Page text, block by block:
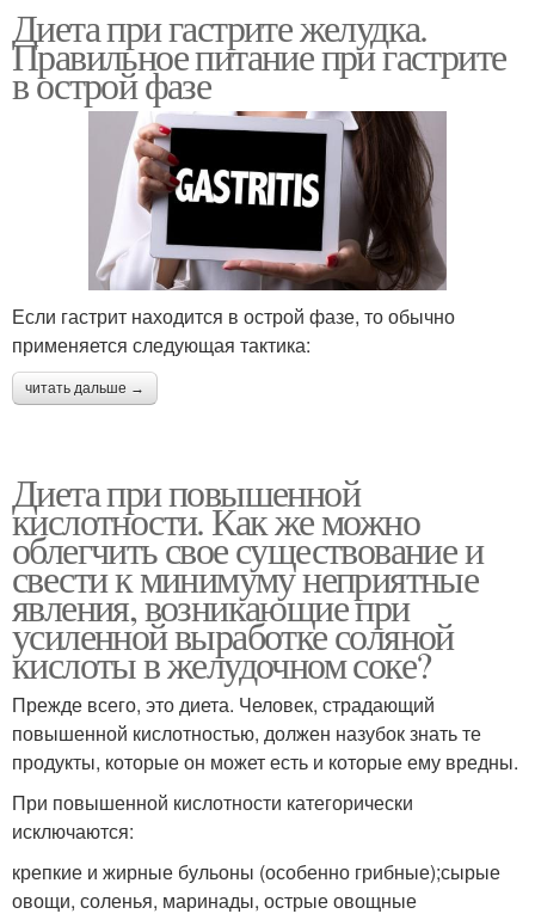
Диета при гастрите желудка.
Правильное питание при гастрите
в острой фазе
Если гастрит находится в острой фазе, то обычно
применяется следующая тактика:
читать дальше →
Диета при повышенной
кислотности. Как же можно
облегчить свое существование и
свести к минимуму неприятные
явления, возникающие при
усиленной выработке соляной
кислоты в желудочном соке?
Прежде всего, это диета. Человек, страдающий
повышенной кислотностью, должен назубок знать те
продукты, которые он может есть и которые ему вредны.
При повышенной кислотности категорически
исключаются:
крепкие и жирные бульоны (особенно грибные);сырые
овощи, соленья, маринады, острые овощные